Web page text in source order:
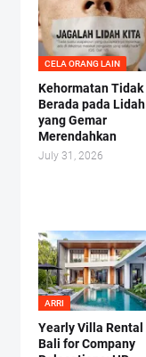
CELA ORANG LAIN
Kehormatan Tidak
Berada pada Lidah
yang Gemar
Merendahkan
July 31, 2026
ARRI
Yearly Villa Rental
Bali for Company